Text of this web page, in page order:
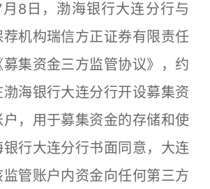
日，渤海银行大连分行与
机构瑞信方正证券有限责任
集资金三方监管协议》，约
海银行大连分行开设募集资
，用于募集资金的存储和使
行大连分行书面同意，大连
管账户内资金向任何第三方